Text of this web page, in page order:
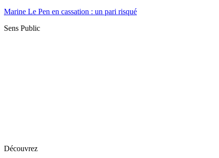
Marine Le Pen en cassation : un pari risqué
Sens Public
Découvrez